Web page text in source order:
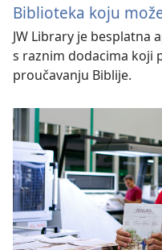
Biblioteka koju
JW Library je besplatna
s raznim dodacima koji
proučavanju Biblije.